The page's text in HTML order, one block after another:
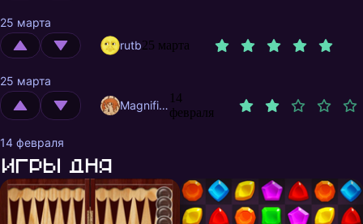
25 марта
rutb25 марта
25 марта
MagnificentMrFox
14
февраля
14 февраля
Игры дня